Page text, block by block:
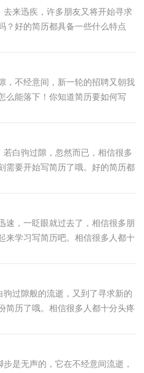
来迅疾，许多朋友又将开始寻求
？好的简历都具备一些什么特点
，仅供参考，欢迎大家阅读...
，不经意间，新一轮的招聘又朝我
么能落下！你知道简历要如何写
我鉴定，供大家参考借鉴，希...
白驹过隙，忽然而已，相信很多
需要开始写简历了哦。好的简历都
帮大家整理的简历自我...
速，一眨眼就过去了，相信很多朋
来学习写简历吧。相信很多人都十
下面是小编为大家收集的...
过隙般的流逝，又到了寻求新的
简历了哦。相信很多人都十分头疼
小编帮大家整理的...
是无声的，它在不经意间流逝，